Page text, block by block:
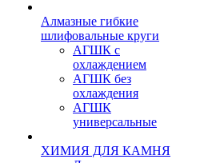
Алмазные гибкие
шлифовальные круги
АГШК с
охлаждением
АГШК без
охлаждения
АГШК
универсальные
ХИМИЯ ДЛЯ КАМНЯ